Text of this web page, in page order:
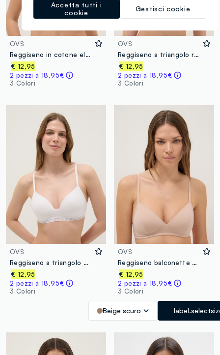
OVS
Reggiseno in cotone elasticizzato rosa con spalline sottili
€ 12,95
2 pezzi a 18,95€
3 Colori
OVS
Reggiseno a triangolo rosa in cotone elasticizzato con imbottitura
€ 12,95
2 pezzi a 18,95€
3 Colori
OVS
Reggiseno a triangolo bianco in cotone elasticizzato con imbottitura
€ 12,95
2 pezzi a 18,95€
3 Colori
OVS
Reggiseno balconette beige con imbottitura
€ 12,95
2 pezzi a 18,95€
3 Colori
Beige scuro
Gestisci cookie
Accetta tutti i
cookie